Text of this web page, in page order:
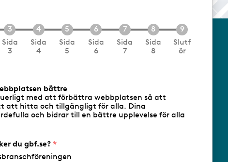
- Ansvarig utgivare: Sofia Wahlgren
Sida
3
Sida
4
Sida
5
Sida
6
Sida
7
Sida
8
Slutf
ör
bättre
med att förbättra webbplatsen så att
att hitta och tillgängligt för alla. Dina
och bidrar till en bättre upplevelse för alla
du gbf.se?